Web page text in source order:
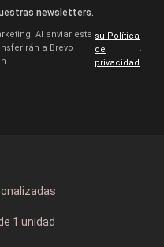
newsletters.
Al enviar este
a Brevo
su Política
de
privacidad
.
1 unidad